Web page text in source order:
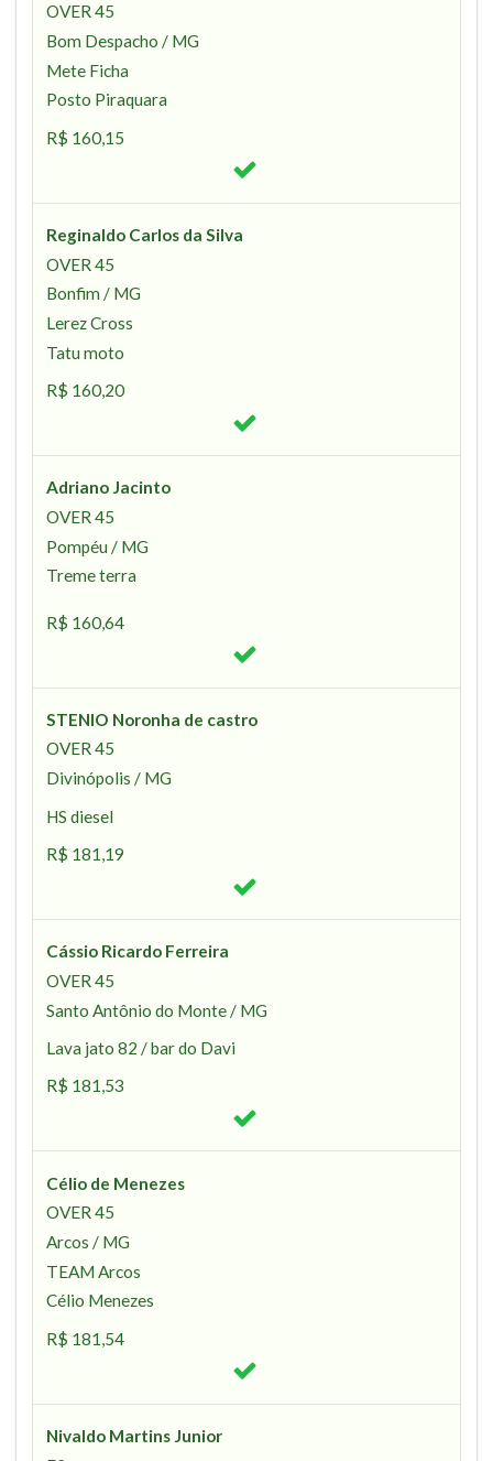
OVER 45
Bom Despacho / MG
Mete Ficha
Posto Piraquara
R$ 160,15
Reginaldo Carlos da Silva
OVER 45
Bonfim / MG
Lerez Cross
Tatu moto
R$ 160,20
Adriano Jacinto
OVER 45
Pompéu / MG
Treme terra
R$ 160,64
STENIO Noronha de castro
OVER 45
Divinópolis / MG
HS diesel
R$ 181,19
Cássio Ricardo Ferreira
OVER 45
Santo Antônio do Monte / MG
Lava jato 82 / bar do Davi
R$ 181,53
Célio de Menezes
OVER 45
Arcos / MG
TEAM Arcos
Célio Menezes
R$ 181,54
Nivaldo Martins Junior